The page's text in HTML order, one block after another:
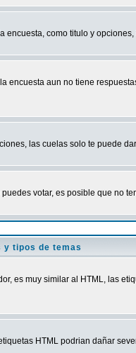
encuesta, como titulo y
aun no tiene
las cuelas solo te puede
votar, es posible que no
y tipos de temas
es muy similar al HTML, las
HTML podrian dañar